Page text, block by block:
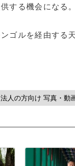
する機会になる。
ゴルを経由する
人の方向け 写真・動